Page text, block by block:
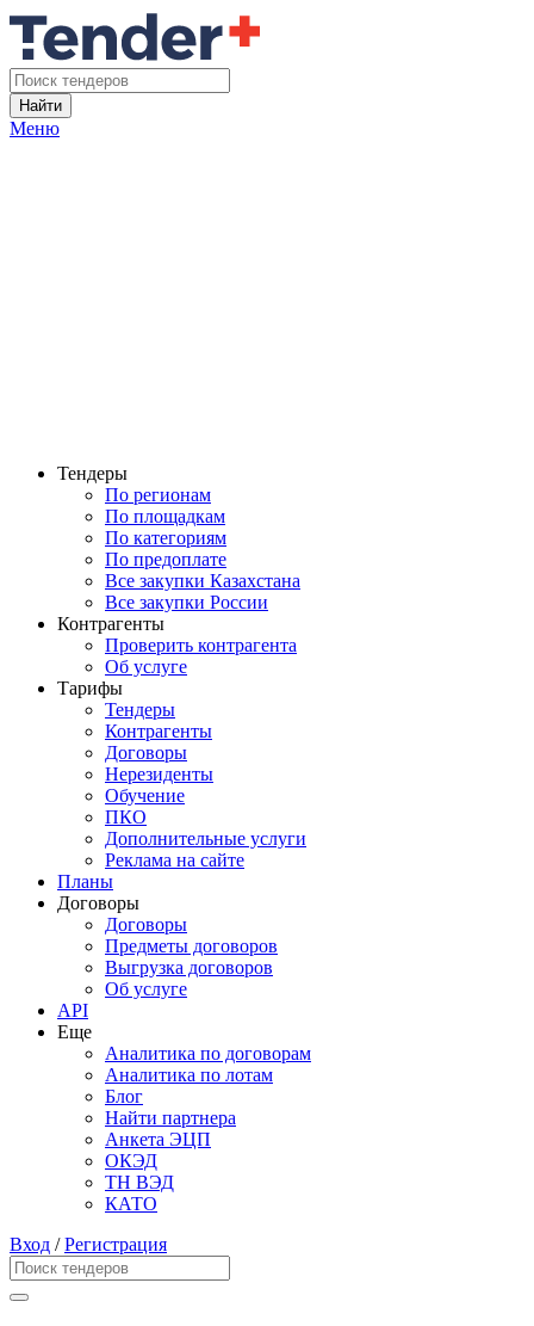
Найти
Меню
Тендеры
По регионам
По площадкам
По категориям
По предоплате
Все закупки Казахстана
Все закупки России
Контрагенты
Проверить контрагента
Об услуге
Тарифы
Тендеры
Контрагенты
Договоры
Нерезиденты
Обучение
ПКО
Дополнительные услуги
Реклама на сайте
Планы
Договоры
Договоры
Предметы договоров
Выгрузка договоров
Об услуге
API
Еще
Аналитика по договорам
Аналитика по лотам
Блог
Найти партнера
Анкета ЭЦП
ОКЭД
ТН ВЭД
КАТО
Вход /Регистрация